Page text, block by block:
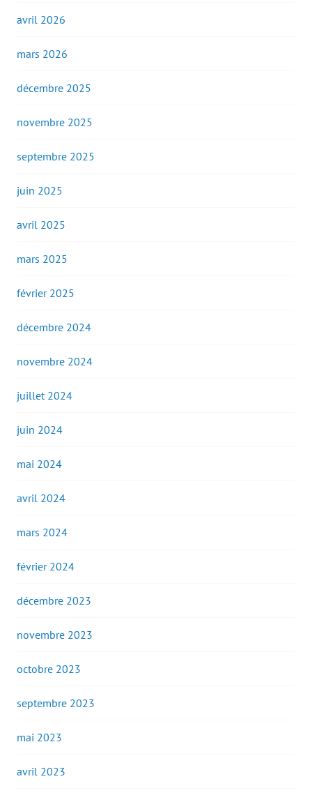
avril 2026
mars 2026
décembre 2025
novembre 2025
septembre 2025
juin 2025
avril 2025
mars 2025
février 2025
décembre 2024
novembre 2024
juillet 2024
juin 2024
mai 2024
avril 2024
mars 2024
février 2024
décembre 2023
novembre 2023
octobre 2023
septembre 2023
mai 2023
avril 2023